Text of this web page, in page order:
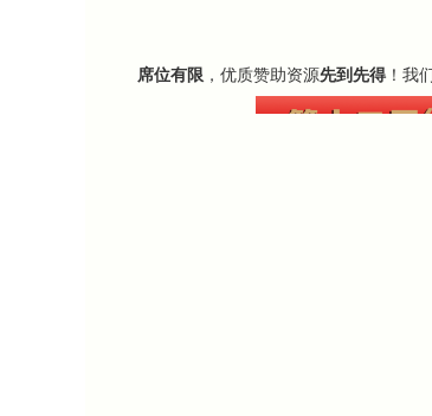
席位有限 ，优质赞助资源先到先得 ！我